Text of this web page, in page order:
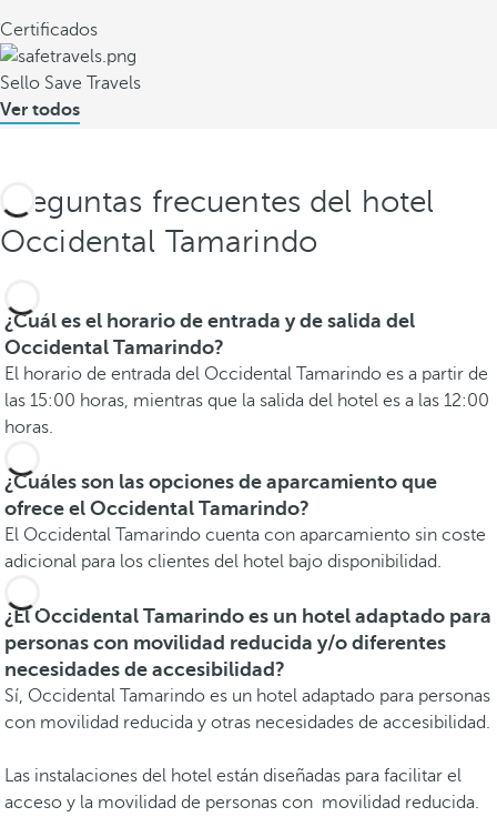
Certificados
Sello Save Travels
Ver todos
Preguntas frecuentes del hotel
Occidental Tamarindo
¿Cuál es el horario de entrada y de salida del
Occidental Tamarindo?
El horario de entrada del Occidental Tamarindo es a partir de
las 15:00 horas, mientras que la salida del hotel es a las 12:00
horas.
¿Cuáles son las opciones de aparcamiento que
ofrece el Occidental Tamarindo?
El Occidental Tamarindo cuenta con aparcamiento sin coste
adicional para los clientes del hotel bajo disponibilidad.
¿El Occidental Tamarindo es un hotel adaptado para
personas con movilidad reducida y/o diferentes
necesidades de accesibilidad?
Sí, Occidental Tamarindo es un hotel adaptado para personas
con movilidad reducida y otras necesidades de accesibilidad.
Las instalaciones del hotel están diseñadas para facilitar el
acceso y la movilidad de personas con movilidad reducida.